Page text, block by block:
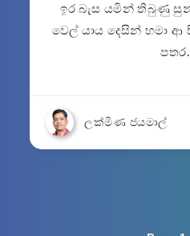
ඉර බැස යමින් තිබුණු
වෙල් යාය දෙසින් හමා
ලක්මිණ ජයමාල්